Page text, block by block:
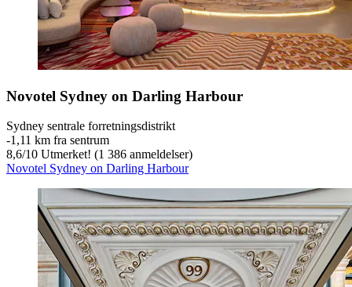
Novotel Sydney on Darling Harbour
Sydney sentrale forretningsdistrikt
‐1,11 km fra sentrum
8,6/10 Utmerket! (1 386 anmeldelser)
Novotel Sydney on Darling Harbour